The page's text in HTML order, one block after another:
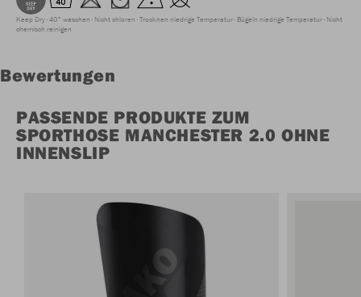
Keep Dry 40° waschen Nicht chloren Trocknen niedrige Temperatur Bügeln niedrige Temperatur Nicht
chemisch reinigen
Bewertungen
PASSENDE PRODUKTE ZUM
SPORTHOSE MANCHESTER 2.0 OHNE
INNENSLIP